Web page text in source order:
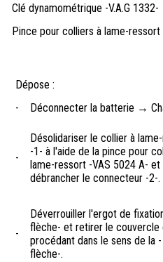
Clé dynamométrique -V.A.G 1332-
Pince pour colliers à lame-ressort
Dépose :
-
Déconnecter la batterie →
-
Désolidariser le collier à
-1- à l'aide de la pince pour
lame-ressort -VAS 5024 A- et
débrancher le connecteur -2-.
-
Déverrouiller l'ergot de
flèche- et retirer le couvercle
procédant dans le sens de la -
flèche-.